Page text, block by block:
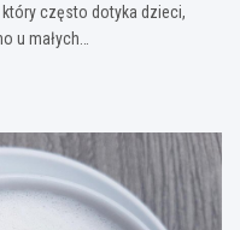
często dotyka dzieci,
u małych…